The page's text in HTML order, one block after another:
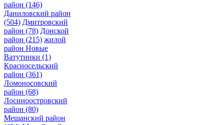
район (146)
Даниловский район
(504) Дмитровский
район (78) Донской
район (215) жилой
район Новые
Ватутинки (1)
Красносельский
район (361)
Ломоносовский
район (68)
Лосиноостровский
район (80)
Мещанский район